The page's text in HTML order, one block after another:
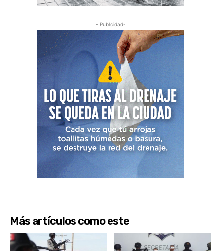
- Publicidad-
Más artículos como este